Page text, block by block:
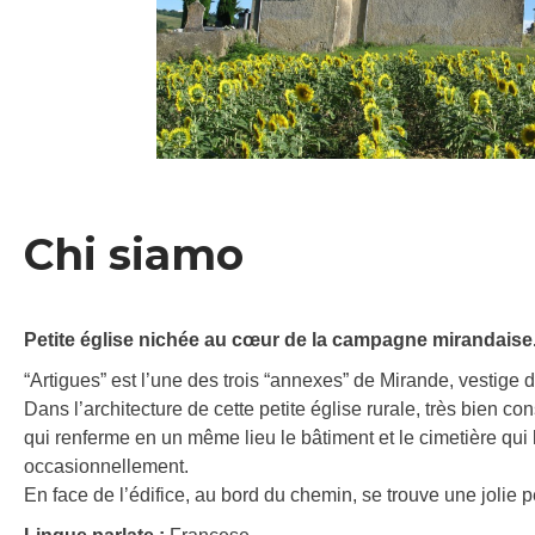
Chi siamo
Petite église nichée au cœur de la campagne
“Artigues” est l’une des trois “annexes” de Mirande,
Dans l’architecture de cette petite église rurale, très bien
qui renferme en un même lieu le bâtiment et le cimetière qui
occasionnellement.
En face de l’édifice, au bord du chemin, se trouve une jolie